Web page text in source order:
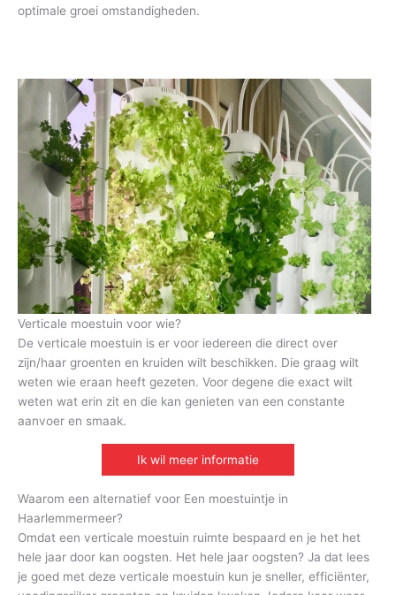
optimale groei omstandigheden.
Verticale moestuin voor wie?
De verticale moestuin is er voor iedereen die direct over
zijn/haar groenten en kruiden wilt beschikken. Die graag wilt
weten wie eraan heeft gezeten. Voor degene die exact wilt
weten wat erin zit en die kan genieten van een constante
aanvoer en smaak.
Ik wil meer informatie
Waarom een alternatief voor Een moestuintje in
Haarlemmermeer?
Omdat een verticale moestuin ruimte bespaard en je het het
hele jaar door kan oogsten. Het hele jaar oogsten? Ja dat lees
je goed met deze verticale moestuin kun je sneller, efficiënter,